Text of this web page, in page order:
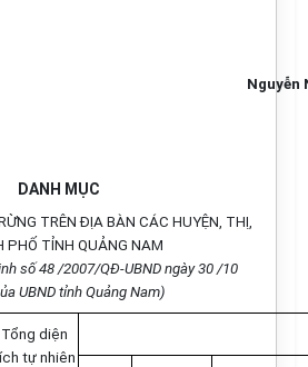
Nguyễn
DANH MỤC
TRÊN ĐỊA BÀN CÁC HUYỆN, THỊ,
PHỐ TỈNH QUẢNG NAM
số 48 /2007/QĐ-UBND ngày 30 /10
UBND tỉnh Quảng Nam)
Tổng diện
tự nhiên